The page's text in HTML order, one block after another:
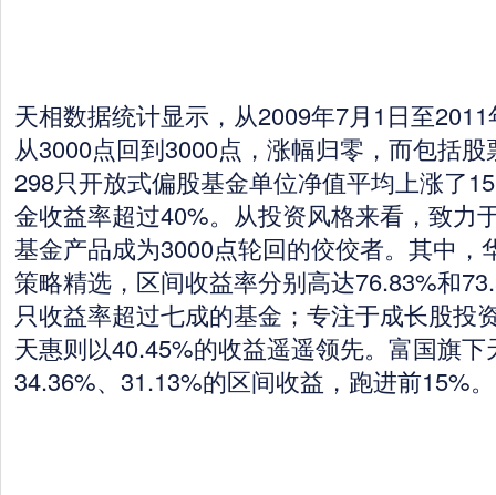
天相数据统计显示，从2009年7月1日至
从3000点回到3000点，涨幅归零，而包括
298只开放式偏股基金单位净值平均上涨了
金收益率超过40%。从投资风格来看，致力
基金产品成为3000点轮回的佼佼者。其中，
策略精选，区间收益率分别高达76.83%和
只收益率超过七成的基金；专注于成长股投
天惠则以40.45%的收益遥遥领先。富国旗
34.36%、31.13%的区间收益，跑进前15%。